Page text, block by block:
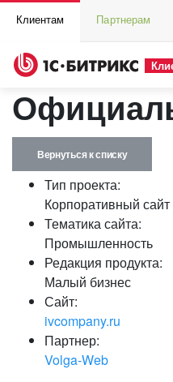
Клиентам Партнерам
Вернуться к списку
Тип проекта:
Корпоративный сайт
Тематика сайта:
Промышленность
Редакция продукта:
Малый бизнес
Сайт:
ivcompany.ru
Партнер:
Volga-Web